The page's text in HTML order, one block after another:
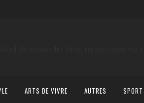
ARTS DE VIVRE AUTRES SPORT